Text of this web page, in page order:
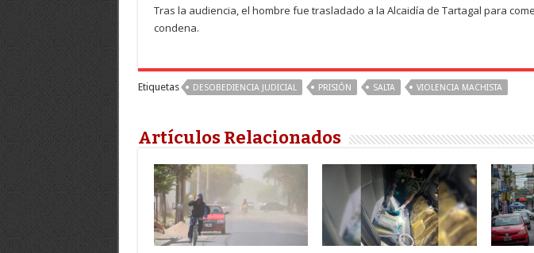
Tras la audiencia, el hombre fue trasladado a la Alcaidía de Tartagal para
condena.
Etiquetas DESOBEDIENCIA JUDICIAL PRISIÓN SALTA VIOLENCIA MACHISTA
Artículos Relacionados